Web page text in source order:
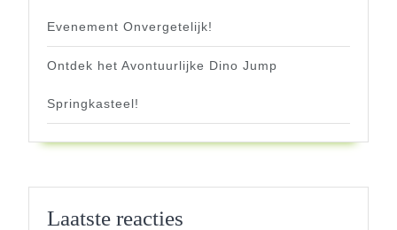
Evenement Onvergetelijk!
Ontdek het Avontuurlijke Dino Jump
Springkasteel!
Laatste reacties